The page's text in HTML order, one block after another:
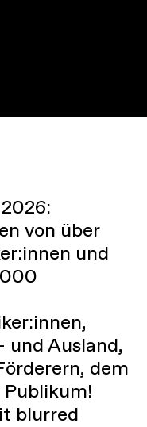
von über
und
und Ausland,
dem
blurred